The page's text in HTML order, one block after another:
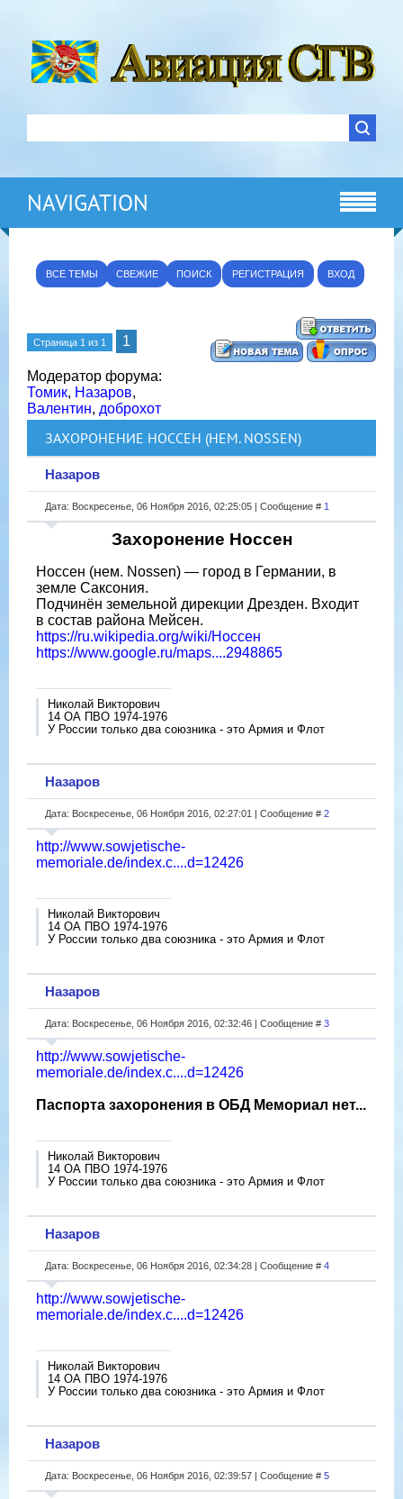
NAVIGATION
ВСЕ ТЕМЫ СВЕЖИЕ ПОИСК РЕГИСТРАЦИЯ ВХОД
Страница 1 из 1 1
Модератор форума:
Томик, Назаров,
Валентин, доброхот
ЗАХОРОНЕНИЕ НОССЕН (НЕМ. NOSSEN)
Назаров
Дата: Воскресенье, 06 Ноября 2016, 02:25:05 | Сообщение # 1
Захоронение Носсен
Носсен (нем. Nossen) — город в Германии, в
земле Саксония.
Подчинён земельной дирекции Дрезден. Входит
в состав района Мейсен.
https://ru.wikipedia.org/wiki/Носсен
https://www.google.ru/maps....2948865
Николай Викторович
14 ОА ПВО 1974-1976
У России только два союзника - это Армия и Флот
Назаров
Дата: Воскресенье, 06 Ноября 2016, 02:27:01 | Сообщение # 2
http://www.sowjetische-
memoriale.de/index.c....d=12426
Николай Викторович
14 ОА ПВО 1974-1976
У России только два союзника - это Армия и Флот
Назаров
Дата: Воскресенье, 06 Ноября 2016, 02:32:46 | Сообщение # 3
http://www.sowjetische-
memoriale.de/index.c....d=12426
Паспорта захоронения в ОБД Мемориал нет...
Николай Викторович
14 ОА ПВО 1974-1976
У России только два союзника - это Армия и Флот
Назаров
Дата: Воскресенье, 06 Ноября 2016, 02:34:28 | Сообщение # 4
http://www.sowjetische-
memoriale.de/index.c....d=12426
Николай Викторович
14 ОА ПВО 1974-1976
У России только два союзника - это Армия и Флот
Назаров
Дата: Воскресенье, 06 Ноября 2016, 02:39:57 | Сообщение # 5